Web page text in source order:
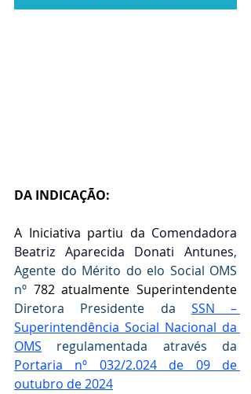
DA INDICAÇÃO:
A Iniciativa partiu da Comendadora
Beatriz Aparecida Donati Antunes,
Agente do Mérito do elo Social OMS
nº
Diretora Presidente da SSN –
Superintendência Social Nacional da
OMS
Portaria nº 032/2.024 de 09 de
outubro de 2024